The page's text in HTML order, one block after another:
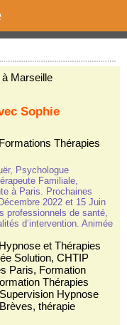
Marseille
Sophie
Formations Thérapies
Psychologue
Familiale,
à Paris. Prochaines
2022 et 15 Juin
professionnels de santé,
d’intervention. Animée
et Thérapies
Solution, CHTIP
Paris, Formation
Thérapies
Supervision Hypnose
, thérapie